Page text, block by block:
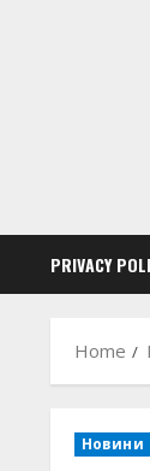
PRIVACY
Home
Новини